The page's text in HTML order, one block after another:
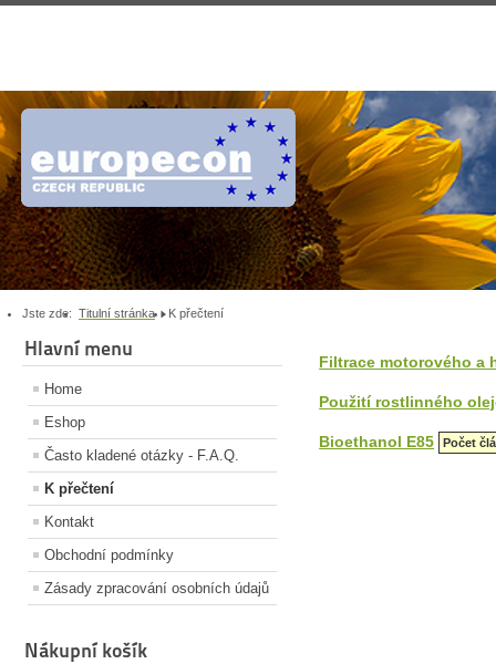
Jste zde: Titulní stránka K přečtení
Hlavní menu
Home
Eshop
Často kladené otázky - F.A.Q.
K přečtení
Kontakt
Obchodní podmínky
Zásady zpracování osobních údajů
Nákupní košík
Filtrace motorového a
Použití rostlinného
Bioethanol E85 Počet